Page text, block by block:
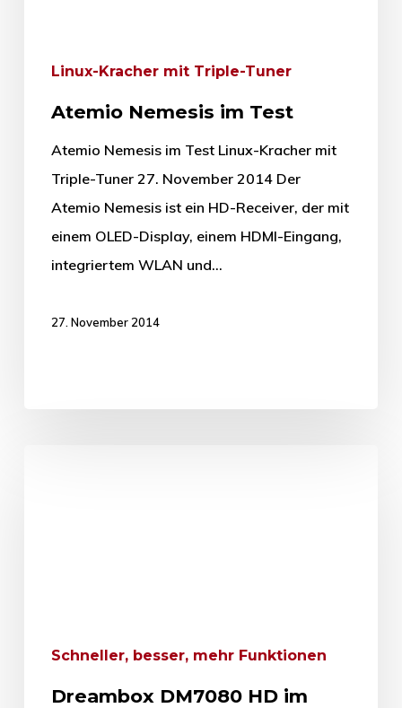
Linux-Kracher mit Triple-Tuner
Atemio Nemesis im Test
Atemio Nemesis im Test Linux-Kracher mit
Triple-Tuner 27. November 2014 Der
Atemio Nemesis ist ein HD-Receiver, der mit
einem OLED-Display, einem HDMI-Eingang,
integriertem WLAN und…
27. November 2014
Schneller, besser, mehr Funktionen
Dreambox DM7080 HD im